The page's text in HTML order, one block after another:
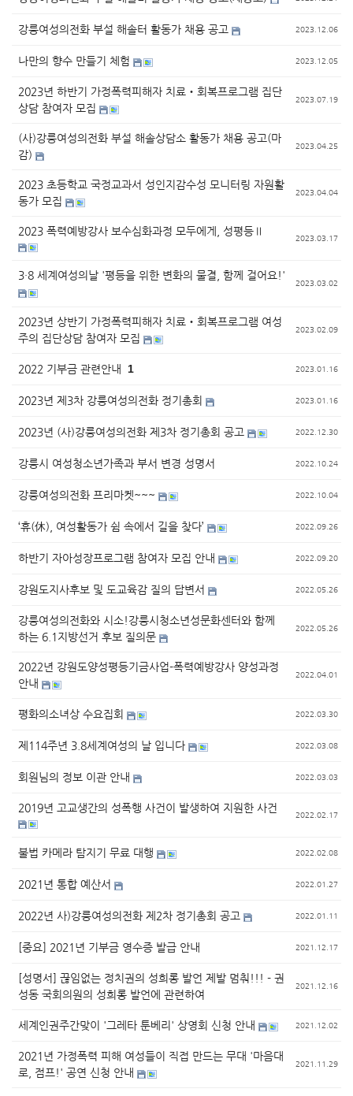
강릉여성의전화 부설 해솔터 활동가 채용 공고 2023.12.06
나만의 향수 만들기 체험 2023.12.05
2023년 하반기 가정폭력피해자 치료‧회복프로그램 집단
상담 참여자 모집
2023.07.19
(사)강릉여성의전화 부설 해솔상담소 활동가 채용 공고(마
감)
2023.04.25
2023 초등학교 국정교과서 성인지감수성 모니터링 자원활
동가 모집
2023.04.04
2023 폭력예방강사 보수심화과정 모두에게, 성평등Ⅱ
2023.03.17
3·8 세계여성의날 '평등을 위한 변화의 물결, 함께 걸어요!'
2023.03.02
2023년 상반기 가정폭력피해자 치료‧회복프로그램 여성
주의 집단상담 참여자 모집
2023.02.09
2022 기부금 관련안내 1 2023.01.16
2023년 제3차 강릉여성의전화 정기총회 2023.01.16
2023년 (사)강릉여성의전화 제3차 정기총회 공고 2022.12.30
강릉시 여성청소년가족과 부서 변경 성명서 2022.10.24
강릉여성의전화 프리마켓~~~ 2022.10.04
‘휴(休), 여성활동가 쉼 속에서 길을 찾다’ 2022.09.26
하반기 자아성장프로그램 참여자 모집 안내 2022.09.20
강원도지사후보 및 도교육감 질의 답변서 2022.05.26
강릉여성의전화와 시소!강릉시청소년성문화센터와 함께
하는 6.1지방선거 후보 질의문
2022.05.26
2022년 강원도양성평등기금사업-폭력예방강사 양성과정
안내
2022.04.01
평화의소녀상 수요집회 2022.03.30
제114주년 3.8세계여성의 날 입니다 2022.03.08
회원님의 정보 이관 안내 2022.03.03
2019년 고교생간의 성폭행 사건이 발생하여 지원한 사건
2022.02.17
불법 카메라 탐지기 무료 대행 2022.02.08
2021년 통합 예산서 2022.01.27
2022년 사)강릉여성의전화 제2차 정기총회 공고 2022.01.11
[중요] 2021년 기부금 영수증 발급 안내 2021.12.17
[성명서] 끊임없는 정치권의 성희롱 발언 제발 멈춰!!! - 권
성동 국회의원의 성희롱 발언에 관련하여
2021.12.16
세계인권주간맞이 '그레타 툰베리' 상영회 신청 안내 2021.12.02
2021년 가정폭력 피해 여성들이 직접 만드는 무대 '마음대
로, 점프!' 공연 신청 안내
2021.11.29